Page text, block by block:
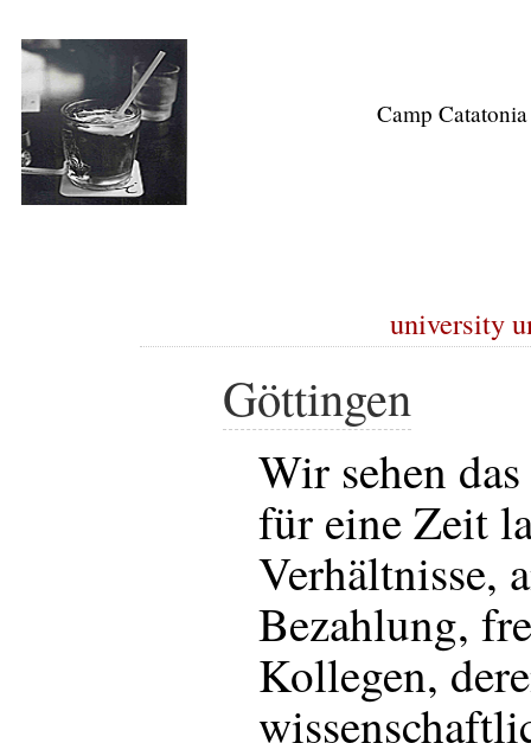
Camp Catatonia
university
Göttingen
Wir sehen
für eine Zeit
Verhältnisse,
Bezahlung,
Kollegen,